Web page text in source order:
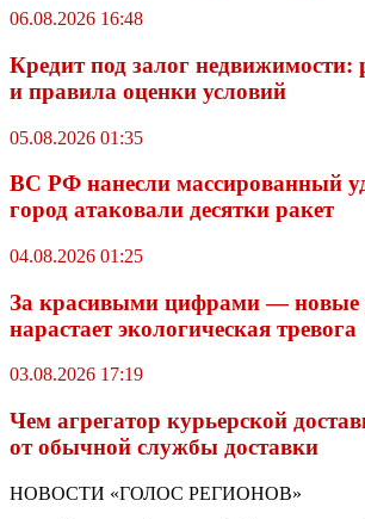
06.08.2026 16:48
Кредит под залог недвижимости:
и правила оценки условий
05.08.2026 01:35
ВС РФ нанесли массированный
город атаковали десятки ракет
04.08.2026 01:25
За красивыми цифрами — новые
нарастает экологическая тревога
03.08.2026 17:19
Чем агрегатор курьерской
от обычной службы доставки
НОВОСТИ «ГОЛОС РЕГИОНОВ»